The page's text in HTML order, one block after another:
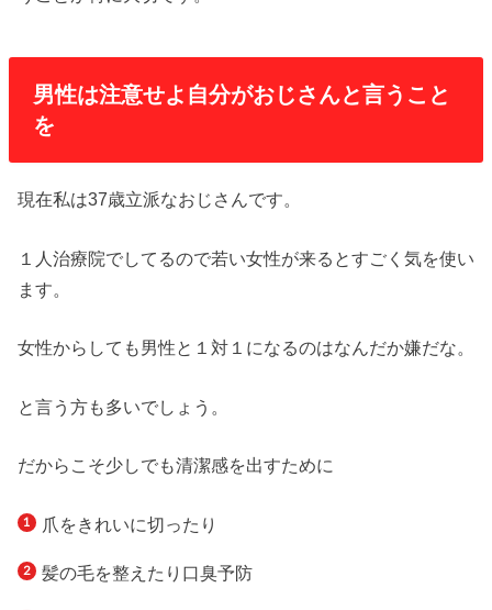
男性は注意せよ自分がおじさんと言うこと
を
現在私は37歳立派なおじさんです。
１人治療院でしてるので若い女性が来るとすごく気を使い
ます。
女性からしても男性と１対１になるのはなんだか嫌だな。
と言う方も多いでしょう。
だからこそ少しでも清潔感を出すために
爪をきれいに切ったり
髪の毛を整えたり口臭予防